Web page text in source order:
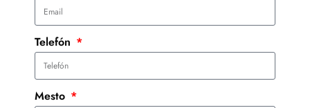
Telefón
Mesto